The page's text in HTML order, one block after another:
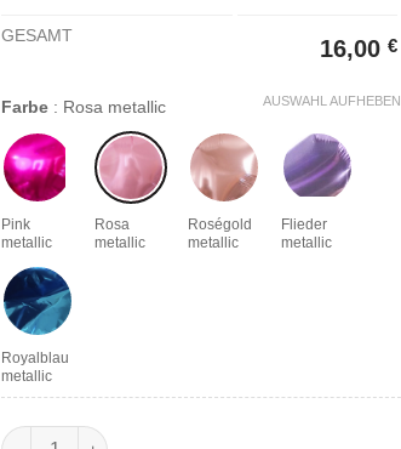
GESAMT 16,00€
Farbe : Rosa metallic
Pink
metallic
Rosa
metallic
Roségold
metallic
Flieder
metallic
Royalblau
metallic
AUSWAHL AUFHEBEN
Herzballon mit Namen & Zahl Menge